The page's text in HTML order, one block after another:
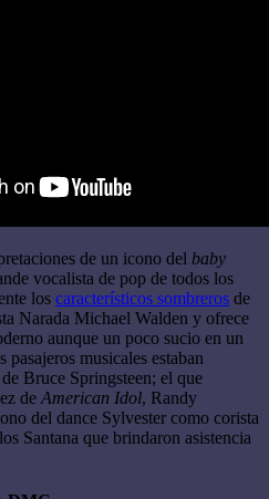
de un icono del baby
vocalista de pop de todos los
los característicos sombreros de
Narada Michael Walden y ofrece
aunque un poco sucio en un
musicales estaban
Bruce Springsteen; el que
de American Idol, Randy
del dance Sylvester como corista
Santana que brindaron asistencia